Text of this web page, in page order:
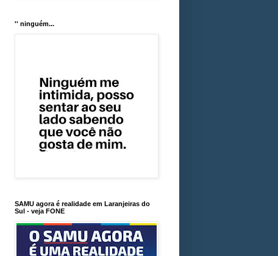
'' ninguém...
SAMU agora é realidade em Laranjeiras do
Sul - veja FONE